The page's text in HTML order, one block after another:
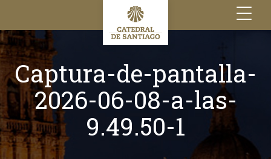
Toggle
navigation
Captura-de-pantalla-
2026-06-08-a-las-
9.49.50-1